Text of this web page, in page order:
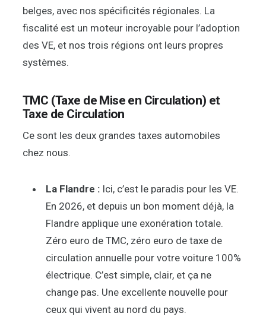
belges, avec nos spécificités régionales. La
fiscalité est un moteur incroyable pour l’adoption
des VE, et nos trois régions ont leurs propres
systèmes.
TMC (Taxe de Mise en Circulation) et
Taxe de Circulation
Ce sont les deux grandes taxes automobiles
chez nous.
La Flandre : Ici, c’est le paradis pour les VE.
En 2026, et depuis un bon moment déjà, la
Flandre applique une exonération totale.
Zéro euro de TMC, zéro euro de taxe de
circulation annuelle pour votre voiture 100%
électrique. C’est simple, clair, et ça ne
change pas. Une excellente nouvelle pour
ceux qui vivent au nord du pays.